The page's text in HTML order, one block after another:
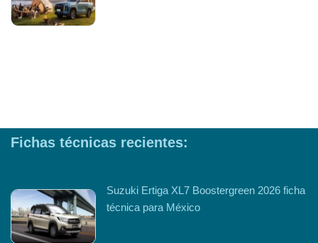
Fichas técnicas recientes:
Suzuki Ertiga XL7 Boostergreen 2026 ficha
técnica para México